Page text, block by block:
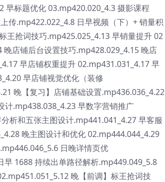
早标题优化 03.mp420.020_4.3 摄影课程
传.mp422.022_4.8 日早视频（下）+ 销量积
王抢词技巧.mp425.025_4.13 早销量提升 02
店铺后台设置技巧.mp428.029_4.15 晚店
早店铺权重提升 02.mp431.031_4.17 早
早店铺视觉优化（装修
晚【复习】店铺基础设置.mp436.036_4.22
计.mp438.038_4.23 早数字营销推广
析和五张主图设计.mp441.041_4.27 早客服
晚主图设计和优化 02.mp444.044_4.29
日晚详情页优
1688 持续出单路径解析.mp449.049_5.8
晚【前调】标王抢词技